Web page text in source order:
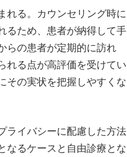
れる。カウンセリング時に
るため、患者が納得して手
らの患者が定期的に訪れ
れる点が高評価を受けてい
その実状を把握しやすくな
ライバシーに配慮した方法
なるケースと自由診療とな